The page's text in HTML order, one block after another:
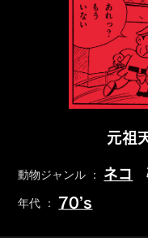
元祖
動物ジャンル ： ネコ
年代 ： 70’s